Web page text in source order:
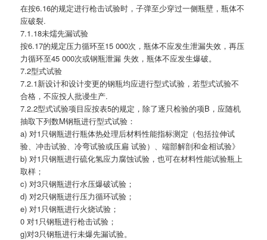
在按6.16的规定进行枪击试验时，子弹至少穿过一侧瓶壁，瓶体不
应破裂.
7.1.18未燸先漏试验
按6.17的规定压力循环至15 000次，瓶体不应发生泄漏失效，再压
力循环至45 000次或钢瓶泄漏 失效，瓶体不应发生爆破。
7.2型式试验
7.2.1新设计和设计变更的钢瓶均应进行型式试验，若型式试验不
合格，不应投人批谩生产.
7.2.2型式试验项目应按表5的规定，除了逐只检验的项B，应随机
抽取下列数M钢瓶进行型式试验：
a) 对1只钢瓶进行瓶体热处理后材料性能指标测定（包括拉伸试
验、冲击试验、冷弯试验或压扁 试验）、端部解剖和金相试验》
b) 对1只钢瓶进行硫化氢应力腐蚀试验，也可在材料性能试验瓶上
取样；
c) 对3只钢瓶进行水压爆破试验；
d) 对2只钢瓶进行压力循环试验；
e) 对1只钢瓶进行火烧试验；
0 对1只钢瓶进行枪击试验；
g)对3只钢瓶进行未爆先漏试验。